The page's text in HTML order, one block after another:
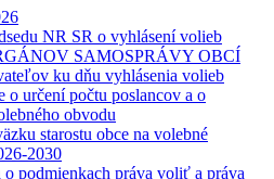
NR SR o vyhlásení volieb
SAMOSPRÁVY OBCÍ
ku dňu vyhlásenia volieb
o určení počtu poslancov a o
obvodu
starostu obce na volebné
2030
o podmienkach práva voliť a práva